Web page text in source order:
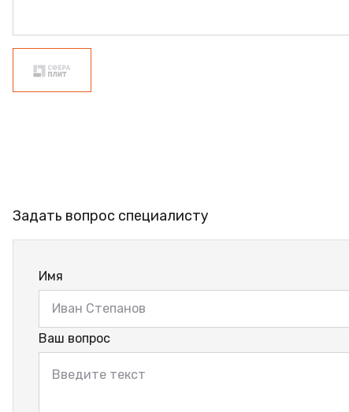
Задать вопрос специалисту
Имя
Ваш вопрос